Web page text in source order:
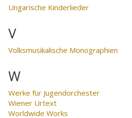
Ungarische Kinderlieder
V
Volksmusikalische Monographien
W
Werke für Jugendorchester
Wiener Urtext
Worldwide Works